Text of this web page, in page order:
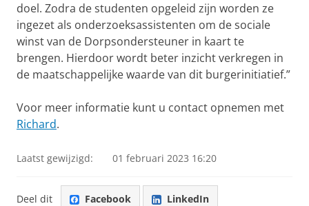
doel. Zodra de studenten opgeleid zijn worden ze
ingezet als onderzoeksassistenten om de sociale
winst van de Dorpsondersteuner in kaart te
brengen. Hierdoor wordt beter inzicht verkregen in
de maatschappelijke waarde van dit burgerinitiatief.”
Voor meer informatie kunt u contact opnemen met
Richard.
Laatst gewijzigd: 01 februari 2023 16:20
Deel dit Facebook LinkedIn